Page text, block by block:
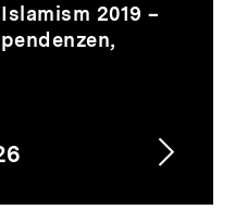
2019 –
Inhalt